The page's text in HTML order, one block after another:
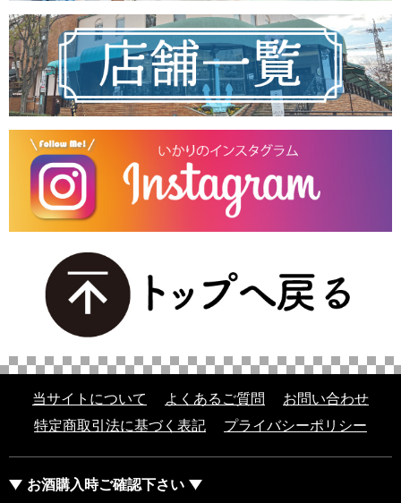
当サイトについて よくあるご質問
お問い合わせ
特定商取引法に基づく表記
プライバシーポリシー
お酒購入時ご確認下さい